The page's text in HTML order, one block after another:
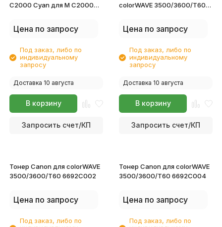
C2000 Cyan для M C2000
Цена по запросу
Под заказ, либо по
индивидуальному
запросу
Доставка 10 августа
В корзину
Запросить счет/КП
colorWAVE 3500/3600/T60
Цена по запросу
Под заказ, либо по
индивидуальному
запросу
Доставка 10 августа
В корзину
Запросить счет/КП
Тонер Canon для colorWAVE
3500/3600/T60 6692C002
Цена по запросу
Под заказ, либо по
Тонер Canon для colorWAVE
3500/3600/T60 6692C004
Цена по запросу
Под заказ, либо по